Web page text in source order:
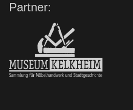
Partner: